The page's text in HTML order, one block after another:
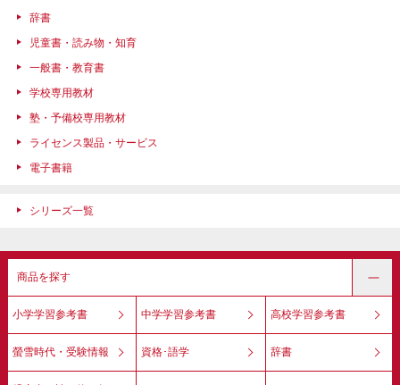
辞書
児童書・読み物・知育
一般書・教育書
学校専用教材
塾・予備校専用教材
ライセンス製品・サービス
電子書籍
シリーズ一覧
商品を探す
小学学習参考書 中学学習参考書 高校学習参考書
螢雪時代・受験情報 資格･語学 辞書